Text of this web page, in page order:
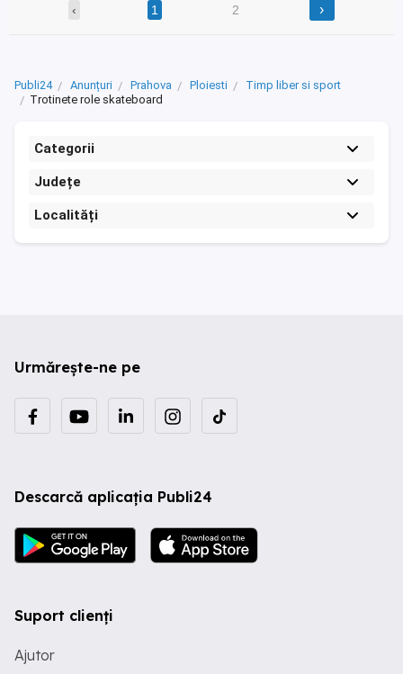
‹ 1 2 ›
Publi24 Anunțuri Prahova Ploiesti
Timp liber si sport
Trotinete role skateboard
Categorii
Județe
Localități
Urmărește-ne pe
Descarcă aplicația Publi24
Suport clienți
Ajutor